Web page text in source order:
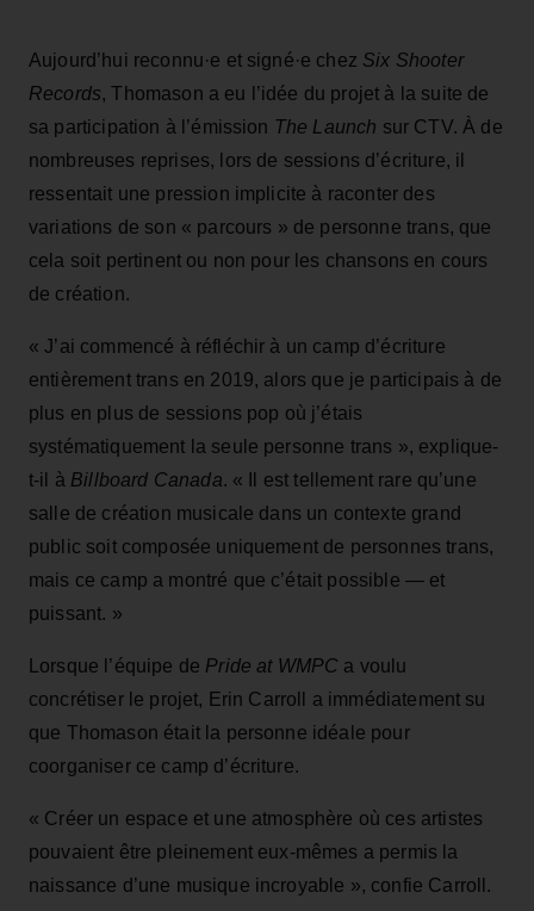
Aujourd’hui reconnu·e et signé·e chez Six Shooter
Records, Thomason a eu l’idée du projet à la suite de
sa participation à l’émission The Launch sur CTV. À de
nombreuses reprises, lors de sessions d’écriture, il
ressentait une pression implicite à raconter des
variations de son « parcours » de personne trans, que
cela soit pertinent ou non pour les chansons en cours
de création.
« J’ai commencé à réfléchir à un camp d’écriture
entièrement trans en 2019, alors que je participais à de
plus en plus de sessions pop où j’étais
systématiquement la seule personne trans », explique-
t-il à Billboard Canada. « Il est tellement rare qu’une
salle de création musicale dans un contexte grand
public soit composée uniquement de personnes trans,
mais ce camp a montré que c’était possible — et
puissant. »
Lorsque l’équipe de Pride at WMPC a voulu
concrétiser le projet, Erin Carroll a immédiatement su
que Thomason était la personne idéale pour
coorganiser ce camp d’écriture.
« Créer un espace et une atmosphère où ces artistes
pouvaient être pleinement eux-mêmes a permis la
naissance d’une musique incroyable », confie Carroll.